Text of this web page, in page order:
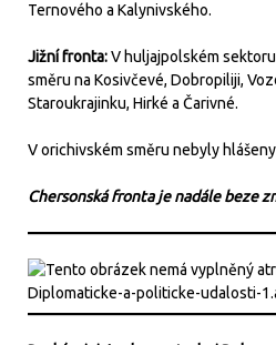
Ternového a Kalynivského.
Jižní fronta:V huljajpolském
směru na Kosivčevé, Dobropiliji,
Staroukrajinku, Hirké a Čarivné.
V orichivském směru nebyly
Chersonská fronta je nadále beze